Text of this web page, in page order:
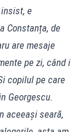
e
Constanța, de
are mesaje
pe zi, când i
copilul pe care
Georgescu.
aceeași seară,